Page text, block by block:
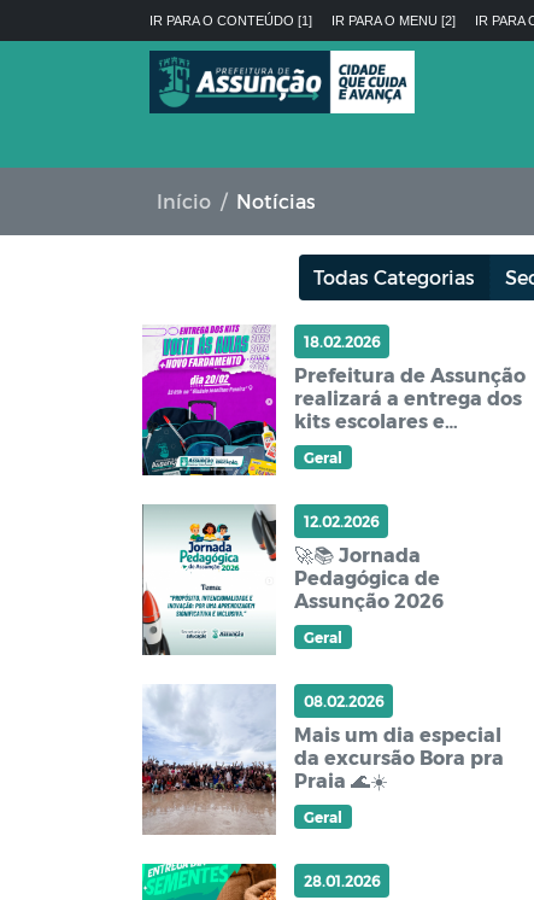
IR PARA O CONTEÚDO [1] IR PARA O MENU [2] IR PARA
Início Notícias
Todas Categorias
18.02.2026
Prefeitura de Assunção
realizará a entrega dos
kits escolares e
fardamentos 2026
Geral
12.02.2026
🚀📚 Jornada
Pedagógica de
Assunção 2026
Geral
08.02.2026
Mais um dia especial
da excursão Bora pra
Praia 🌊☀️
Geral
28.01.2026